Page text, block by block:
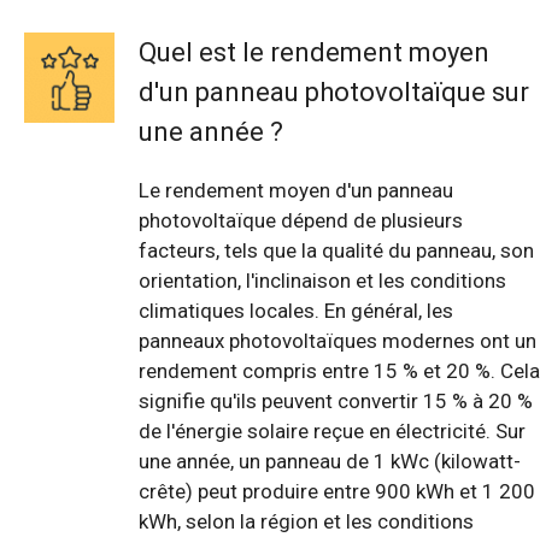
Quel est le rendement moyen
d'un panneau photovoltaïque sur
une année ?
Le rendement moyen d'un panneau
photovoltaïque dépend de plusieurs
facteurs, tels que la qualité du panneau, son
orientation, l'inclinaison et les conditions
climatiques locales. En général, les
panneaux photovoltaïques modernes ont un
rendement compris entre 15 % et 20 %. Cela
signifie qu'ils peuvent convertir 15 % à 20 %
de l'énergie solaire reçue en électricité. Sur
une année, un panneau de 1 kWc (kilowatt-
crête) peut produire entre 900 kWh et 1 200
kWh, selon la région et les conditions